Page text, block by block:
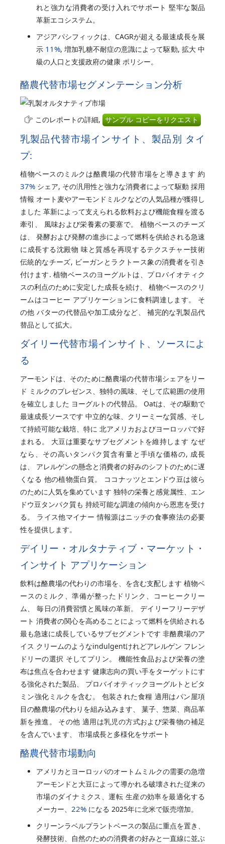
れと強力な消費者の受け入れでサポート 堅牢な製品
革新エコシステム。
アジアパシフィックは、CAGRが超える最速成長を展
示 11%, 増加乳糖不耐症の意識によって駆動, 拡大 中
級の人口と支援政府の健康 ポリシー。
酪農代替市場セグメンテーション分析
このレポートの詳細, サンプル コピーをリクエスト
乳製品代替市場インサイト、製品別 タイ
プ:
植物ベースのミルクは酪農場の代替市場をと導きます 約
37% シェア, その汎用性と強力な消費者によって駆動 採用
情報 オート麦やアーモンドミルクなどの人気品種が獲得し
ました 革新によって支えられる飲料および機能食糧を渡る
牽引、 風味および栄養素の要塞で。 植物ベースのチーズ
は、 発酵および発酵の進歩によって燃料を供給される急速
に成長する沈殿物 味と質感を再現するテクスチャー技術
伝統的なチーズ, ビーガンとラクトース象の消費者を引き
付けます. 植物ベースのヨーグルトは、プロバイオティク
スの利点のために安定した成長を続け、 植物ベースのクリ
ームはコーヒー アプリケーションに食料調達します。 そ
の他 バターの代替品や加工成分など、 補完的な乳製品代
替品として拡大。
ダイリー代替市場インサイト、ソースによ
る
アーモンドは、そのために酪農場の代替市場シェアをリー
ド ミルクのプレゼンス、独特の風味、そして広範囲の使用
を確立しました ヨーグルトの代替品。 Oatは、その駆動で
最速成長ソースです 中立的な味、クリーミーな質感、そし
て持続可能な栽培、特に 北アメリカおよびヨーロッパで好
まれる。 大豆は重要なサブセグメントを維持します なぜ
なら、その高いタンパク質含有量と手頃な価格の, 成長
は、 アレルゲンの懸念と消費者の好みのシフトのために遅
くなる 他の植物蛋白質。 ココナッツとエンドウ豆は彼ら
のために人気を集めています 独特の栄養と感覚属性、エン
ドウ豆タンパク質も 持続可能な調達の傾向から恩恵を受け
る。 ライス他マイナー 情報源はニッチの食事療法の必要
性を提供します。
デイリー・オルタナティブ・マーケット・
インサイト アプリケーション
飲料は酪農場の代わりの市場を、を含む支配します 植物ベ
ースのミルク、準備が整ったドリンク、コーヒークリー
ム、 毎日の消費習慣と風味の革新。 デイリーフリーデザ
ート 消費者の関心を高めることによって燃料を供給される
最も急速に成長しているサブセグメントです 非酪農場のア
イス クリームのようなindulgentけれどアレルゲン フレン
ドリーの選択 そしてプリン。 機能性食品および栄養の塗
布は焦点を合わせます 健康志向の買い手をターゲットにす
る強化された製品、 プロバイオティックヨーグルトとビタ
ミン強化ミルクを含む。 包装された食糧 適用はパン屋項
目の酪農場の代わりを組み込みます、 菓子、惣菜、商品革
新を推進。 その他 適用は乳児の方式および栄養物の補足
を含んでいます、 市場成長と多様化をサポート
酪農代替市場動向
アメリカとヨーロッパのオートムミルクの需要の急増
アーモンドと大豆によって導かれる破壊された従来の
市場のダイナミクス、運転 生産の効率を最適化する
メーカー、 22% になる 2025年に北米で販売増加。
クリーンラベルプラントベースの製品に重点を置き、
発酵技術、自然のための消費者の好みと一直線に並ぶ